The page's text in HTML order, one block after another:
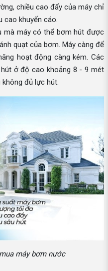
chiều cao đẩy của máy chỉ
cao khuyến cáo.
mà máy có thể bơm hút được
quạt của bơm. Máy càng để
hoạt động càng kém. Các
ở độ cao khoảng 8 - 9 mét
đủ lực hút.
máy bơm nước